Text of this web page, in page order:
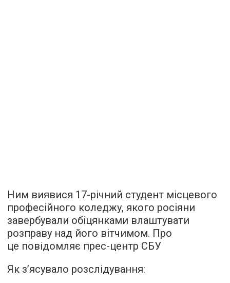
Ним виявися 17-річний студент місцевого
професійного коледжу, якого росіяни
завербували обіцянками влаштувати
розправу над його вітчимом. Про
це повідомляє прес-центр СБУ
Як з’ясувало розслідування: